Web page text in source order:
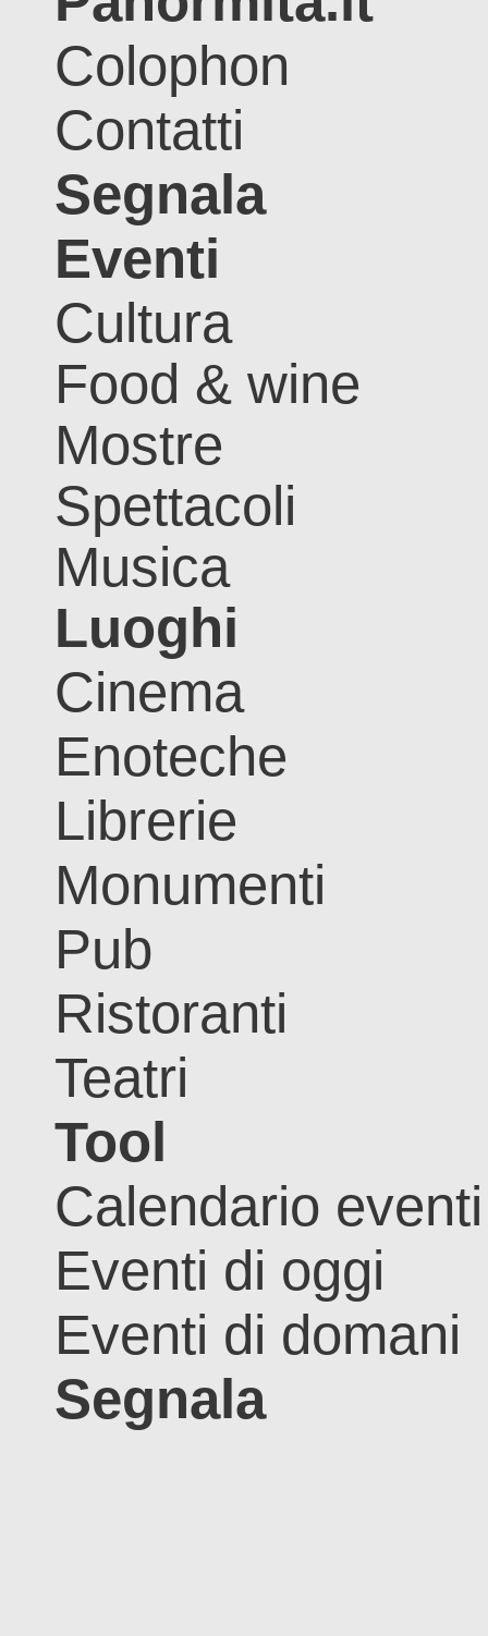
Colophon
Contatti
Segnala
Eventi
Cultura
Food & wine
Mostre
Spettacoli
Musica
Luoghi
Cinema
Enoteche
Librerie
Monumenti
Pub
Ristoranti
Teatri
Tool
Calendario eventi
Eventi di oggi
Eventi di domani
Segnala